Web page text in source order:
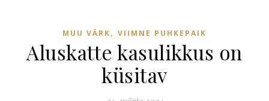
MUU VÄRK, VIIMNE PUHKEPAIK
Aluskatte kasulikkus on
küsitav